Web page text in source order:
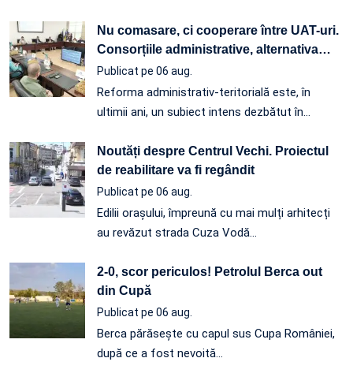
Nu comasare, ci cooperare între UAT-uri.
Consorțiile administrative, alternativa…
Publicat pe 06 aug.
Reforma administrativ-teritorială este, în
ultimii ani, un subiect intens dezbătut în…
Noutăți despre Centrul Vechi. Proiectul
de reabilitare va fi regândit
Publicat pe 06 aug.
Edilii orașului, împreună cu mai mulți arhitecți
au revăzut strada Cuza Vodă…
2-0, scor periculos! Petrolul Berca out
din Cupă
Publicat pe 06 aug.
Berca părăsește cu capul sus Cupa României,
după ce a fost nevoită…